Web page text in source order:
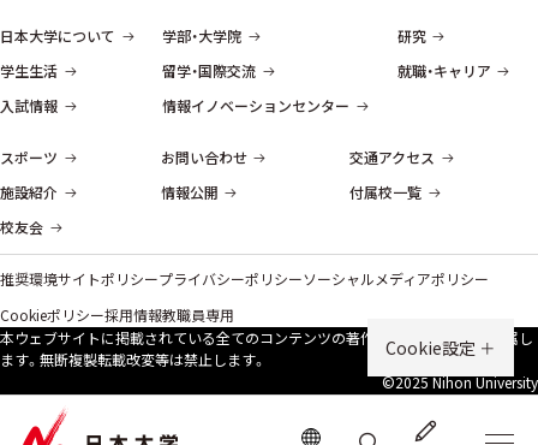
Cookie設定
日本大学について 学部・大学院
研究
学生生活
留学・国際交流
就職・キャリア
入試情報
情報イノベーションセンター
スポーツ お問い合わせ
交通アクセス
施設紹介
情報公開
付属校一覧
校友会
推奨環境サイトポリシープライバシーポリシーソーシャルメディアポリシー
Cookieポリシー採用情報教職員専用
本ウェブサイトに掲載されている全てのコンテンツの著作権は、原則、本学に帰属し
ます。無断複製転載改変等は禁⽌します。
©2025 Nihon University